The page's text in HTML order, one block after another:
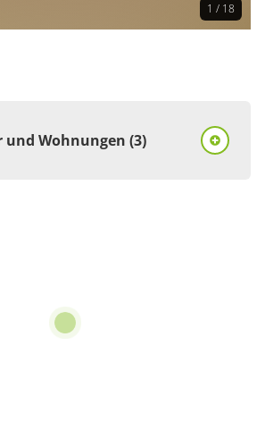
1 / 18
und Wohnungen (3)
pro Einheit/Nacht